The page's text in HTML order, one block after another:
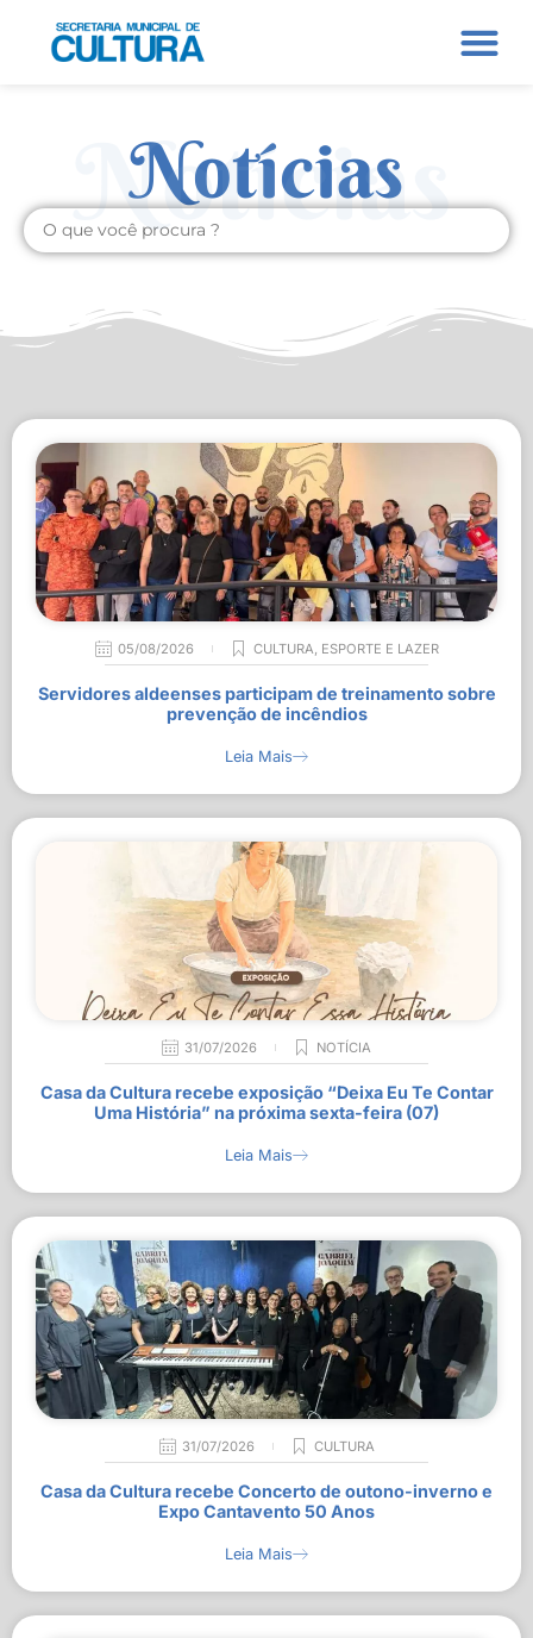
Notícias
Notícias
05/08/2026 CULTURA, ESPORTE E LAZER
Servidores aldeenses participam de treinamento sobre
prevenção de incêndios
Leia Mais
31/07/2026 NOTÍCIA
Casa da Cultura recebe exposição “Deixa Eu Te Contar
Uma História” na próxima sexta-feira (07)
Leia Mais
31/07/2026 CULTURA
Casa da Cultura recebe Concerto de outono-inverno e
Expo Cantavento 50 Anos
Leia Mais